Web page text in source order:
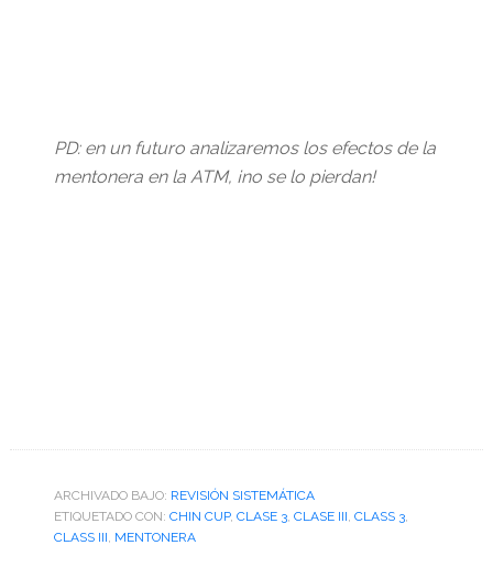
PD: en un futuro analizaremos los efectos de la
mentonera en la ATM, ¡no se lo pierdan!
ARCHIVADO BAJO: REVISIÓN SISTEMÁTICA
ETIQUETADO CON: CHIN CUP, CLASE 3, CLASE III, CLASS 3,
CLASS III, MENTONERA